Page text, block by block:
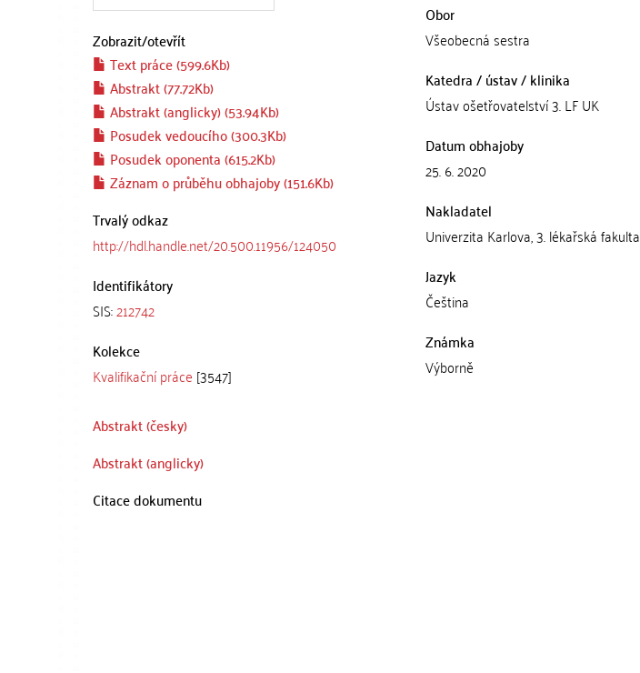
Zobrazit/otevřít
Text práce (599.6Kb)
Abstrakt (77.72Kb)
Abstrakt (anglicky) (53.94Kb)
Posudek vedoucího (300.3Kb)
Posudek oponenta (615.2Kb)
Záznam o průběhu obhajoby (151.6Kb)
Trvalý odkaz
http://hdl.handle.net/20.500.11956/124050
Identifikátory
SIS:212742
Kolekce
Kvalifikační práce [3547]
Obor
Všeobecná sestra
Katedra / ústav / klinika
Ústav ošetřovatelství 3. LF UK
Datum obhajoby
25. 6. 2020
Nakladatel
Univerzita Karlova, 3. lékařská fakulta
Jazyk
Čeština
Známka
Výborně
Abstrakt (česky)
Abstrakt (anglicky)
Citace dokumentu